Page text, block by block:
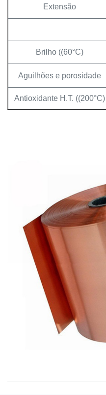
Extensão
Brilho ((60°C)
Aguilhões e porosidade
Antioxidante H.T. ((200°C)